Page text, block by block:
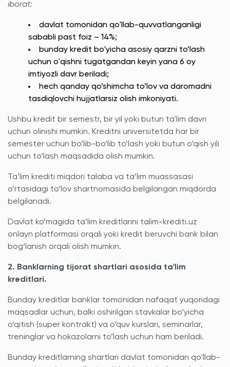
iborat:
davlat tomonidan qo'llab-quvvatlanganligi
sababli past foiz – 14%;
bunday kredit bo'yicha asosiy qarzni to’lash
uchun o'qishni tugatgandan keyin yana 6 oy
imtiyozli davr beriladi;
hech qanday qo’shimcha to’lov va daromadni
tasdiqlovchi hujjatlarsiz olish imkoniyati.
Ushbu kredit bir semestr, bir yil yoki butun ta'lim davri
uchun olinishi mumkin. Kreditni universitetda har bir
semester uchun bo‘lib-bo‘lib to’lash yoki butun o‘qish yili
uchun to‘lash maqsadida olish mumkin.
Ta’lim krediti miqdori talaba va ta’lim muassasasi
o‘rtasidagi to‘lov shartnomasida belgilangan miqdorda
belgilanadi.
Davlat ko‘magida ta’lim kreditlarini talim-krediti.uz
onlayn platformasi orqali yoki kredit beruvchi bank bilan
bog‘lanish orqali olish mumkin.
2. Banklarning tijorat shartlari asosida ta'lim
kreditlari.
Bunday kreditlar banklar tomonidan nafaqat yuqoridagi
maqsadlar uchun, balki oshirilgan stavkalar bo‘yicha
o‘qitish (super kontrakt) va o‘quv kurslari, seminarlar,
treninglar va hokazolarni to‘lash uchun ham beriladi.
Bunday kreditlarning shartlari davlat tomonidan qo'llab-